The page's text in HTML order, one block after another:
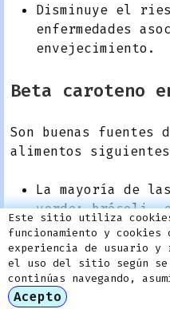
Disminuye el
enfermedades
envejecimiento.
Beta caroteno
Son buenas fuentes
alimentos
La mayoría de
verde: brócoli,
Vegetales
calabaza y
Otros alimentos
el melón y la
Este sitio utiliza
funcionamiento y
experiencia de usuario y
el uso del sitio según se
continúas navegando,
Acepto